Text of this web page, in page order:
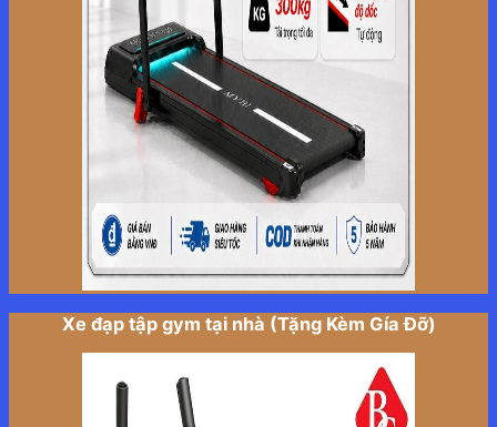
Xe đạp tập gym tại nhà (Tặng Kèm Gía Đỡ)